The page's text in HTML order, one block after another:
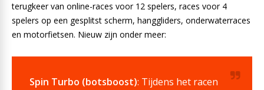
terugkeer van online-races voor 12 spelers, races voor 4
spelers op een gesplitst scherm, hanggliders, onderwaterraces
en motorfietsen. Nieuw zijn onder meer:
Spin Turbo (botsboost): Tijdens het racen